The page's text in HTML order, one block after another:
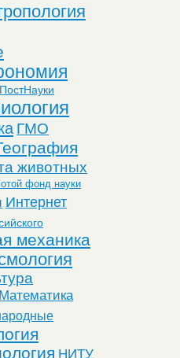
ГМО
животных
фонд науки
Интернет
механика
Математика
НИТУ